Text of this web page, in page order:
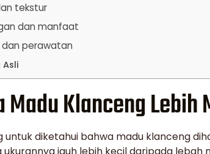
tekstur
dan manfaat
perawatan
Asli
Klanceng Lebih
diketahui bahwa madu klanceng
ukurannya jauh lebih kecil daripada lebah